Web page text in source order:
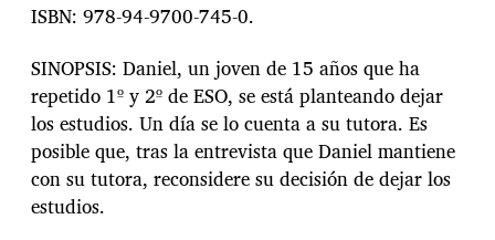
ISBN: 978-94-9700-745-0.
SINOPSIS: Daniel, un joven de 15 años que ha
repetido 1º y 2º de ESO, se está planteando dejar
los estudios. Un día se lo cuenta a su tutora. Es
posible que, tras la entrevista que Daniel mantiene
con su tutora, reconsidere su decisión de dejar los
estudios.